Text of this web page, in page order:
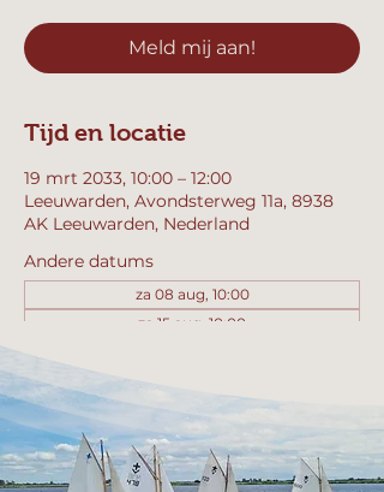
Meld mij aan!
Tijd en locatie
19 mrt 2033, 10:00 – 12:00
Leeuwarden, Avondsterweg 11a, 8938
AK Leeuwarden, Nederland
Andere datums
za 08 aug, 10:00
za 15 aug, 10:00
Bekijk alle 358 datums
Meld mij aan!